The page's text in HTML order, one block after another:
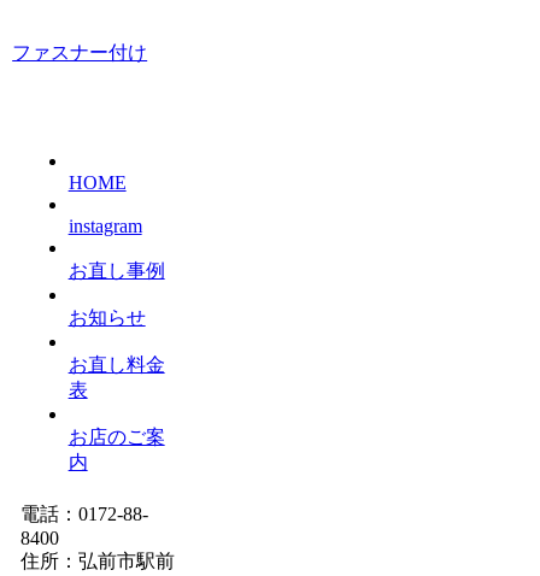
ファスナー付け
HOME
instagram
お直し事例
お知らせ
お直し料金
表
お店のご案
内
電話：0172-88-
8400
住所：弘前市駅前